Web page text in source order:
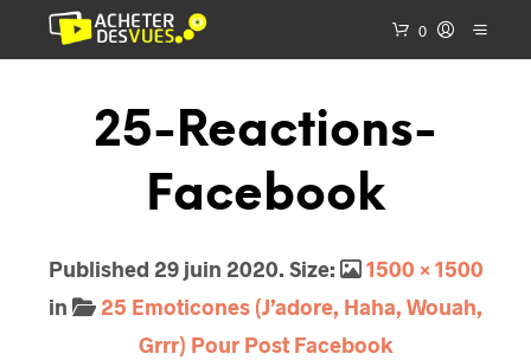
0
25-Reactions-
Facebook
Published 29 juin 2020. Size:
1500 × 1500
in
25 Emoticones (J’adore, Haha, Wouah,
Grrr) Pour Post Facebook